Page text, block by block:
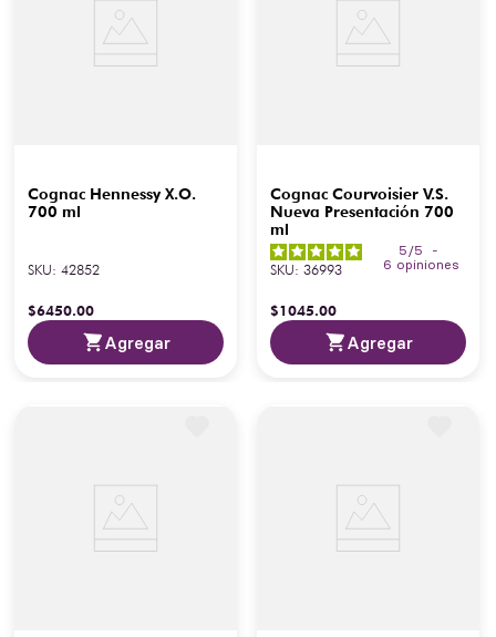
Cognac Hennessy X.O.
700 ml
SKU: 42852
$6450.00
Agregar
Cognac Courvoisier V.S.
Nueva Presentación 700
ml
5 /5
-
6 opiniones
SKU: 36993
$1045.00
Agregar